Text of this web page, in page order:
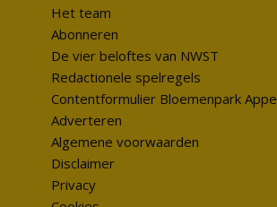
Het team
Abonneren
De vier beloftes van NWST
Redactionele spelregels
Contentformulier Bloemenpark
Adverteren
Algemene voorwaarden
Disclaimer
Privacy